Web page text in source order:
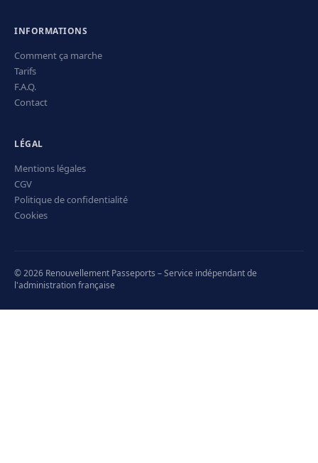
INFORMATIONS
Comment ça marche
Tarifs
F.A.Q.
Contact
LÉGAL
Mentions légales
CGV
Politique de confidentialité
Cookies
© 2026 Renouvellement Passeports – Service indépendant de
l'administration française